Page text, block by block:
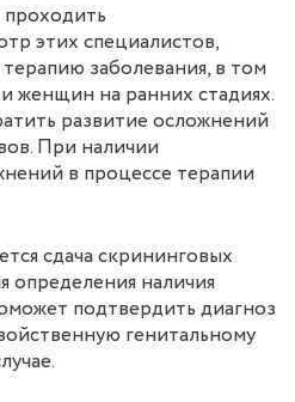
этих специалистов,
заболевания, в том
женщин на ранних стадиях.
развитие осложнений
При наличии
в процессе терапии
сдача скрининговых
определения наличия
подтвердить диагноз
генитальному